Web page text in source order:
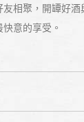
相聚，開罈好
意的享受。